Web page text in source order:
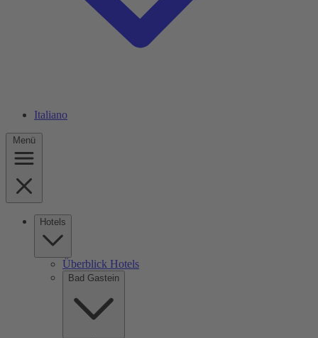
Italiano
Menü
Hotels
Überblick Hotels
Bad Gastein